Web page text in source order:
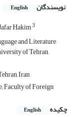
نویسندگان English
Hakim3
and Literature,
of Tehran,
Iran
Faculty of Foreign
چکیده
English